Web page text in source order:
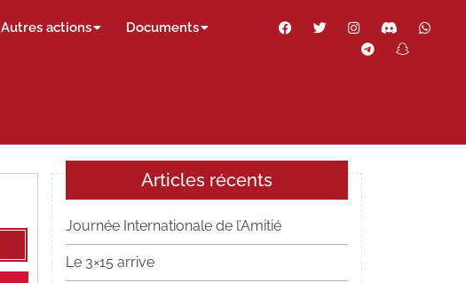
Autres actions Documents Facebook
Twitter InstagramDiscord
Telegram
Articles récents
Journée Internationale de l’Amitié
Le 3×15 arrive